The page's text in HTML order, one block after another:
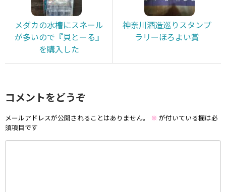
メダカの水槽にスネール
が多いので『貝とーる』
を購入した
神奈川酒造巡りスタンプ
ラリーほろよい賞
コメントをどうぞ
メールアドレスが公開されることはありません。 ※ が付いている欄は必
須項目です